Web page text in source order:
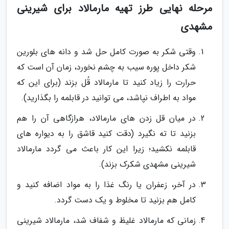
مرحله نهایی طرز تهیه مارمالاد برای شیرینی
مشهدی
وقتی شکر به صورت کامل حل شد و دانه های بلورین
شکر داخل پوره سیب به چشم نخورد، زمان آن است که
حرارت را زیاد کنید تا مارمالاد قُل بزند (برای این که
مواد به اطراف نپاشد، می توانید در قابلمه را بگذارید).
در میان قل زدن های مارمالاد، هرازگاهی آن را هم
بزنید تا ته نگیرد (دقت کنید قاشق را به دیواره های
قابلمه نکشید؛ زیرا این کار باعث می گردد مارمالاد
شیرینی مشهدی شکرک بزند).
در آخر، زعفران یا رنگ غذا را به مواد اضافه کنید و
کامل هم بزنید تا مخلوط و یک دست گردد.
زمانی که مارمالاد غلیظ و شفاف شد، مارمالاد شیرینی